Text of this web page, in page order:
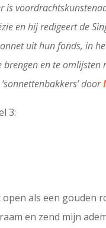
is
en hij redigeert de
uit hun fonds, in
en te omlijsten
door
3:
open als een gouden
en zend mijn